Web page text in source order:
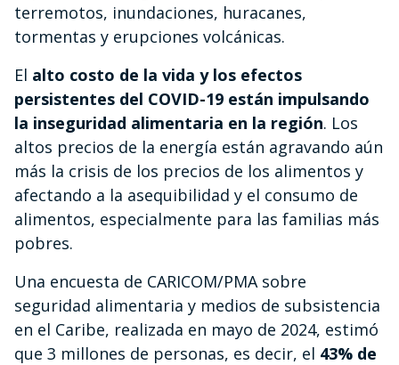
terremotos, inundaciones, huracanes,
tormentas y erupciones volcánicas.
El alto costo de la vida y los efectos
persistentes del COVID-19 están impulsando
la inseguridad alimentaria en la región. Los
altos precios de la energía están agravando aún
más la crisis de los precios de los alimentos y
afectando a la asequibilidad y el consumo de
alimentos, especialmente para las familias más
pobres.
Una encuesta de CARICOM/PMA sobre
seguridad alimentaria y medios de subsistencia
en el Caribe, realizada en mayo de 2024, estimó
que 3 millones de personas, es decir, el 43% de